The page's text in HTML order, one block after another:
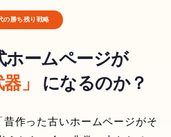
の勝ち残り戦略
ホームページが
」
になるのか？
昔作った古いホームページがそ